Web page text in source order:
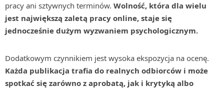
pracy ani sztywnych terminów. Wolność, która dla wielu
jest największą zaletą pracy online, staje się
jednocześnie dużym wyzwaniem psychologicznym.
Dodatkowym czynnikiem jest wysoka ekspozycja na ocenę.
Każda publikacja trafia do realnych odbiorców i może
spotkać się zarówno z aprobatą, jak i krytyką albo